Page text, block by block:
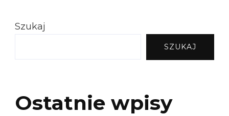
Szukaj
SZUKAJ
Ostatnie wpisy